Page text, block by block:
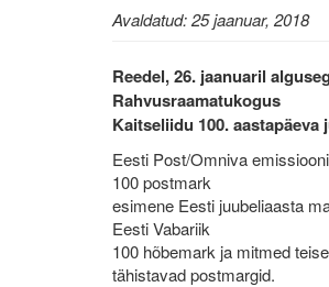
Avaldatud: 25 jaanuar, 2018
Reedel, 26. jaanuaril
Rahvusraamatukogus
Kaitseliidu 100.
Eesti Post/Omniva
100 postmark
esimene Eesti juubeliaasta
Eesti Vabariik
100 hõbemark ja mitmed
tähistavad postmargid.